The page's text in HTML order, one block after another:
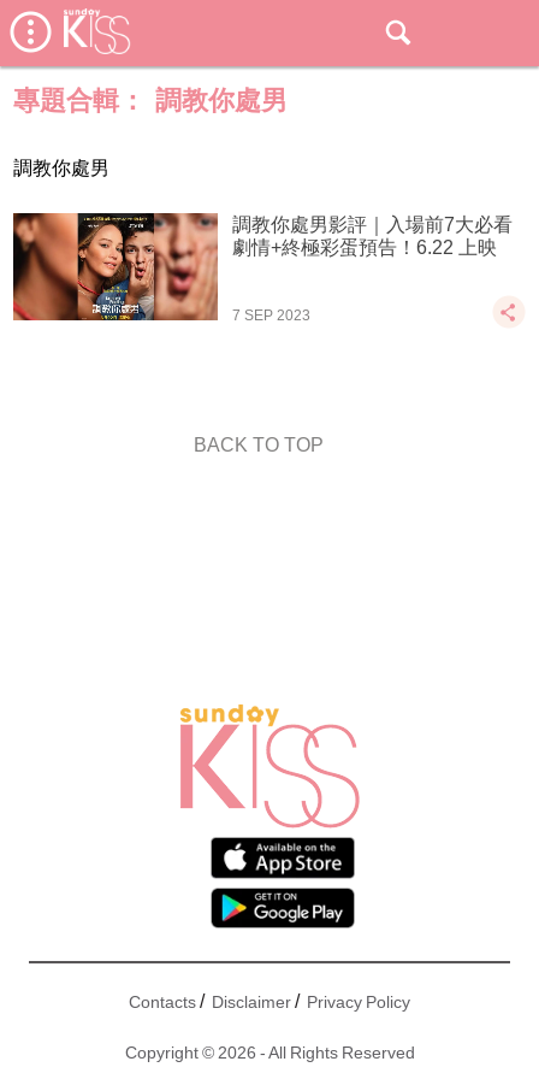
專題合輯： 調教你處男
調教你處男
調教你處男影評｜入場前7大必看
劇情+終極彩蛋預告！6.22 上映
7 SEP 2023
BACK TO TOP
Contacts/ Disclaimer/ Privacy Policy
Copyright © 2026 - All Rights Reserved